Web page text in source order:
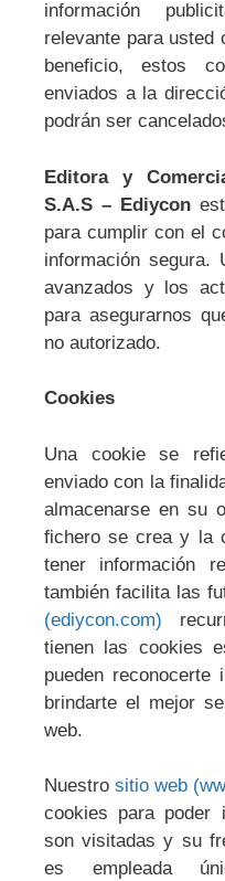
información
relevante para usted
beneficio, estos
enviados a la
podrán ser
Editora y
S.A.S – Ediycon
para cumplir con el
información segura.
avanzados y los
para asegurarnos
no autorizado.
Cookies
Una cookie se
enviado con la
almacenarse en su
fichero se crea y la
tener información
también facilita las
(ediycon.com)
tienen las cookies
pueden reconocerte
brindarte el mejor
web.
Nuestro sitio web
cookies para poder
son visitadas y su
es empleada